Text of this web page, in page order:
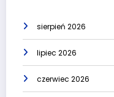
sierpień 2026
lipiec 2026
czerwiec 2026